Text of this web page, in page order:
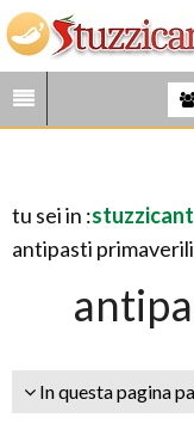
tu sei in :
antipasti primaverili
In questa pagina